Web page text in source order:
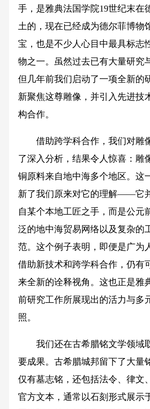
手，是雅典法国学院19世纪末在
土的，现在已经成为德尔菲博物
宝，也是不少人心目中最具标志
物之一。虽然过去已有大量研究
但几年前我们启动了一项全新的
新聚焦这尊雕像，并引入先进技
构合作。
借助跨学科合作，我们对雕
了深入分析，结果令人惊喜：雕
铜原料来自地中海多个地区。这
新了我们原来对它的理解——它
自某个本地工匠之手，而是公元
泛的地中海贸易网络以及复杂的
范。这个例子表明，即便是广为
借助新技术和跨学科合作，仍有
来全新的诠释视角。这也正是雅
前研究工作所展现出的活力与多
照。
我们还在古希腊铭文学领域
要成果。古希腊城邦留下了大量
仅有墓志铭，还包括法令、律文
官方文本，通常以石刻形式展示